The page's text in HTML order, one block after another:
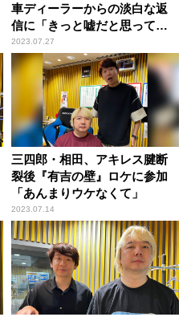
車ディーラーからの淡白な返
信に「きっと嘘だと思って
る」と同調
2023.07.27
三四郎・相田、アキレス腱断
裂後『有吉の壁』ロケに参加
「あんまりウケなくて」
2023.07.14